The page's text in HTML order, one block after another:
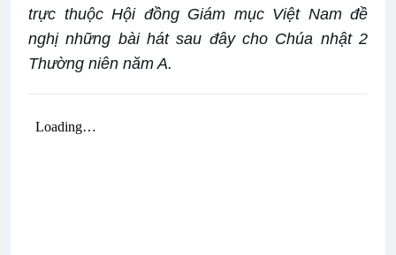
trực thuộc Hội đồng Giám mục Việt Nam đề
nghị những bài hát sau đây cho Chúa nhật 2
Thường niên năm A.